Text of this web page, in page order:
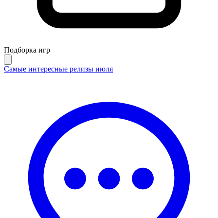
Подборка игр
Самые интересные релизы июля